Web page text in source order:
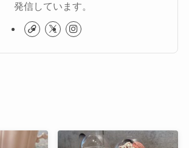
発信しています。